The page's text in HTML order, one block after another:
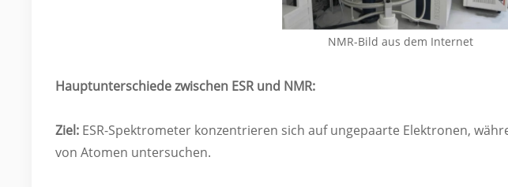
NMR-Bild aus dem Internet
Hauptunterschiede zwischen ESR und NMR:
Ziel: ESR-Spektrometer konzentrieren sich auf ungepaarte Elektronen,
von Atomen untersuchen.